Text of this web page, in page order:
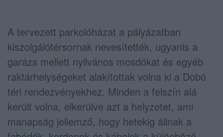
A tervezett parkolóházat a pályázatban
kiszolgálótérsornak nevesítették, ugyanis a
garázs mellett nyilvános mosdókat és egyéb
raktárhelységeket alakítottak volna ki a Dobó
téri rendezvényekhez. Minden a felszín alá
került volna, elkerülve azt a helyzetet, ami
manapság jellemző, hogy hetekig állnak a